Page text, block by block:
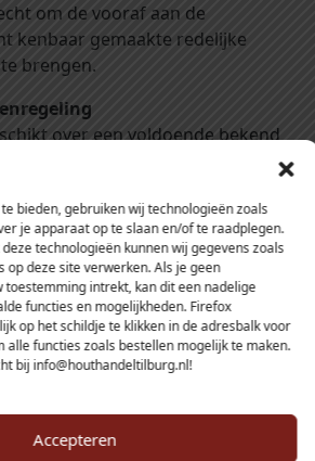
bieden, gebruiken wij technologieën zoals
je apparaat op te slaan en/of te raadplegen.
technologieën kunnen wij gegevens zoals
deze site verwerken. Als je geen
intrekt, kan dit een nadelige
functies en mogelijkheden. Firefox
op het schildje te klikken in de adresbalk voor
functies zoals bestellen mogelijk te maken.
bij info@houthandeltilburg.nl!
Accepteren
om de vooraf aan de
kenbaar gemaakte redelijke
brengen.
over een voldoende bekend
van de overeenkomst
volledig en duidelijk
ingediend bij de ondernemer,
de gebreken heeft
klachten worden binnen
gerekend vanaf de datum van
vraagt, wordt door de
de termijn van 14 dagen